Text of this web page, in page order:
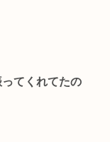
てくれてたの